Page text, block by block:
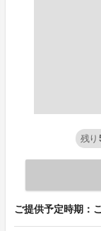
残り
ご提供予定時期：